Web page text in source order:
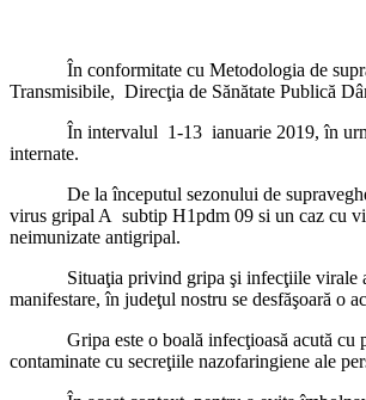
În conformitate cu Metodologia de
Transmisibile, Direcţia de
În intervalul 1-13 ianuarie 2019, în urma
internate.
De la începutul sezonului de supraveghere
virus gripal A subtip H1pdm 09 si un caz cu
neimunizate antigripal.
Situaţia privind gripa şi infecţiile virale ale
manifestare, în judeţul nostru se desfăşoară o
Gripa este o boală infecţioasă acută cu
contaminate cu secreţiile nazofaringiene ale